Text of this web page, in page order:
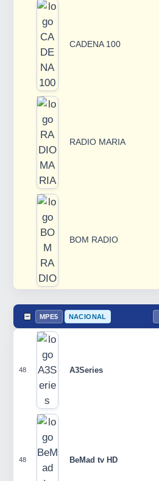
CADENA 100
RADIO MARIA
BOM RADIO
MPE5 NACIONAL
48 A3Series
48 BeMad tv HD